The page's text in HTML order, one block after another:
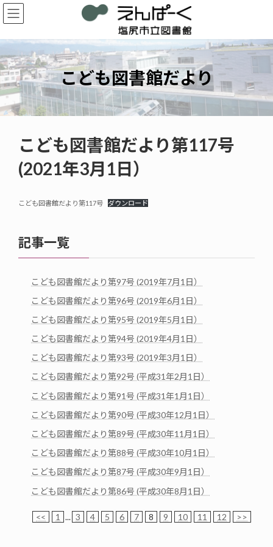
コ
ン
ン
ツ
へ
ス
キ
ッ
プ
ナ
ビ
ー
シ
ョ
ン
に
移
動
こども図書館だより
こども図書館だより第117号
(2021年3月1日）
こども図書館だより第117号 ダウンロード
記事一覧
こども図書館だより第97号 (2019年7月1日）
こども図書館だより第96号 (2019年6月1日）
こども図書館だより第95号 (2019年5月1日）
こども図書館だより第94号 (2019年4月1日）
こども図書館だより第93号 (2019年3月1日）
こども図書館だより第92号 (平成31年2月1日）
こども図書館だより第91号 (平成31年1月1日）
こども図書館だより第90号 (平成30年12月1日）
こども図書館だより第89号 (平成30年11月1日）
こども図書館だより第88号 (平成30年10月1日）
こども図書館だより第87号 (平成30年9月1日）
こども図書館だより第86号 (平成30年8月1日）
<< 1 ... 3 4 5 6 7 8 9 10 11 12 >>